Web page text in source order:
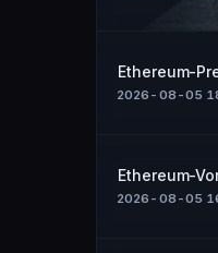
Ethereum-
2026-08-05
Ethereum-
2026-08-05